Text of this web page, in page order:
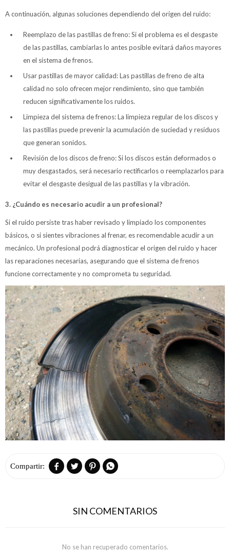
A continuación, algunas soluciones dependiendo del origen del ruido:
Reemplazo de las pastillas de freno: Si el problema es el desgaste
de las pastillas, cambiarlas lo antes posible evitará daños mayores
en el sistema de frenos.
Usar pastillas de mayor calidad: Las pastillas de freno de alta
calidad no solo ofrecen mejor rendimiento, sino que también
reducen significativamente los ruidos.
Limpieza del sistema de frenos: La limpieza regular de los discos y
las pastillas puede prevenir la acumulación de suciedad y residuos
que generan sonidos.
Revisión de los discos de freno: Si los discos están deformados o
muy desgastados, será necesario rectificarlos o reemplazarlos para
evitar el desgaste desigual de las pastillas y la vibración.
3. ¿Cuándo es necesario acudir a un profesional?
Si el ruido persiste tras haber revisado y limpiado los componentes
básicos, o si sientes vibraciones al frenar, es recomendable acudir a un
mecánico. Un profesional podrá diagnosticar el origen del ruido y hacer
las reparaciones necesarias, asegurando que el sistema de frenos
funcione correctamente y no comprometa tu seguridad.
   
SIN COMENTARIOS
No se han recuperado comentarios.